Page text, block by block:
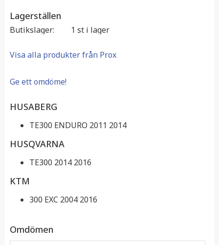
Lagerställen
Butikslager 1 st i lager
Visa alla produkter från Prox
Ge ett omdöme!
HUSABERG
TE300 ENDURO 2011 2014
HUSQVARNA
TE300 2014 2016
KTM
300 EXC 2004 2016
Omdömen